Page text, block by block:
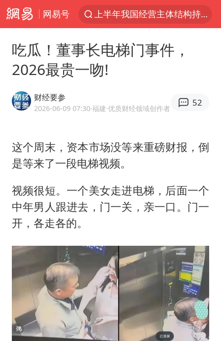
网易号
上半年我国经营主体结构持续优化
国足U17与阿森纳决赛取消 并列冠军
上门女婿出轨女邻居多年被判重婚罪
2025年小学教师减少13.19万
王艺迪无缘横滨赛决赛
蒯曼挺进WTT横滨冠军赛女单四强
以军士兵把枪口对准中国记者
笔试第一被劝弃考涉事副校长被撤职
白海豚5次眼壁置换
构建更高水平的全民健身公共服务体系
吃瓜！董事长电梯门事件，
2026最贵一吻!
财经要参
2026-06-09 07:30·福建·优质财经领域创作者
52
这个周末，资本市场没等来重磅财报，倒
是等来了一段电梯视频。
视频很短。一个美女走进电梯，后面一个
中年男人跟进去，门一关，亲一口。门一
开，各走各的。